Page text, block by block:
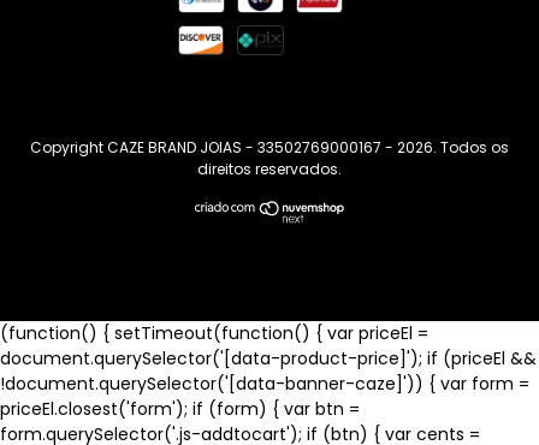
Copyright CAZE BRAND JOIAS - 33502769000167 - 2026. Todos os
direitos reservados.
(function() { setTimeout(function() { var priceEl =
document.querySelector('[data-product-price]'); if (priceEl &&
!document.querySelector('[data-banner-caze]')) { var form =
priceEl.closest('form'); if (form) { var btn =
form.querySelector('.js-addtocart'); if (btn) { var cents =